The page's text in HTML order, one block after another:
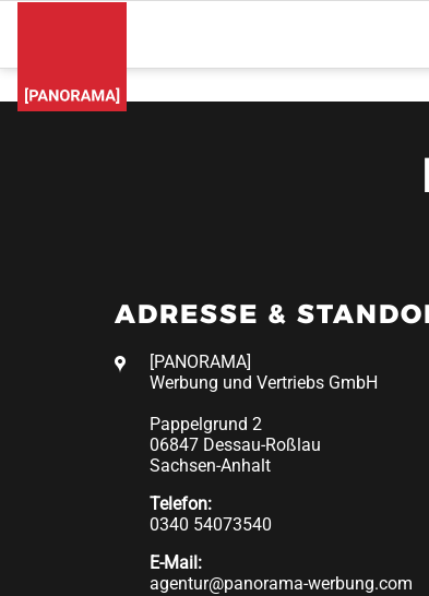
ADRESSE &
[PANORAMA]
Werbung und Vertriebs GmbH
Pappelgrund 2
06847 Dessau-Roßlau
Sachsen-Anhalt
Telefon:
0340 54073540
E-Mail:
agentur@panorama-werbung.com